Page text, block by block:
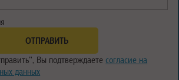
Вы подтверждаете согласие на
данных